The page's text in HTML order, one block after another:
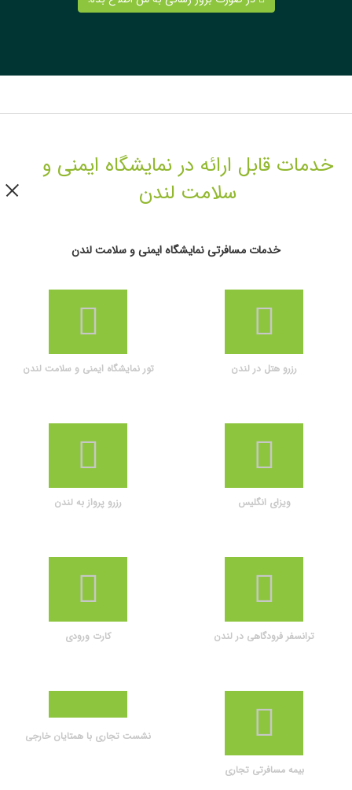
خدمات قابل ارائه در نمایشگاه ایمنی و
سلامت لندن
خدمات مسافرتی نمایشگاه ایمنی و سلامت لندن
تور نمایشگاه ایمنی و سلامت لندن رزرو هتل در لندن
رزرو پرواز به لندن ویزای انگلیس
کارت ورودی ترانسفر فرودگاهی در لندن
نشست تجاری با همتایان خارجی
بیمه مسافرتی تجاری